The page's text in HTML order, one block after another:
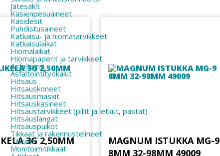
Jätesäkit
Käsienpesuaineet
Käsidesit
Puhdistusaineet
Katkaisu- ja hiomatarvikkeet
Katkaisulaikat
Hiomalaikat
Hiomapaperit ja tarvikkeet
Asfaltointi
Asfaltointityökalut
Hitsaus
Hitsauskoneet
Hitsausmaskit
Hitsauskäsineet
Hitsaustarvikkeet (pillit ja letkut, pastat)
Hitsauslangat
Hitsauspuikot
Tikkaat ja rakennustelineet
Tikkaat
Monitoimitikkaat
3G 2,50MM
MAGNUM ISTUKKA MG-9
8MM 32-98MM 49009